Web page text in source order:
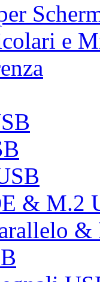
e
& M.2
&